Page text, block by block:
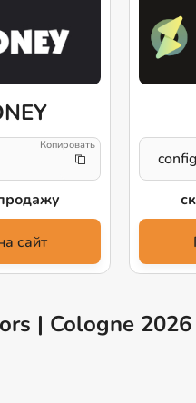
сайт
config
| Cologne